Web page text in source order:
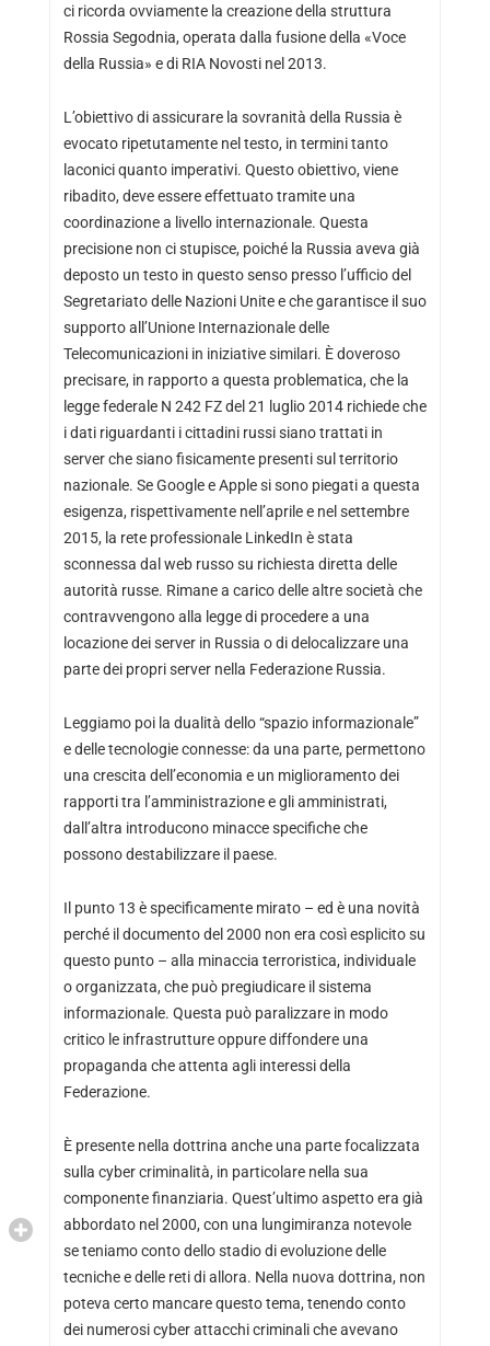
ci ricorda ovviamente la creazione della struttura
Rossia Segodnia, operata dalla fusione della «Voce
della Russia» e di RIA Novosti nel 2013.
L’obiettivo di assicurare la sovranità della Russia è
evocato ripetutamente nel testo, in termini tanto
laconici quanto imperativi. Questo obiettivo, viene
ribadito, deve essere effettuato tramite una
coordinazione a livello internazionale. Questa
precisione non ci stupisce, poiché la Russia aveva già
deposto un testo in questo senso presso l’ufficio del
Segretariato delle Nazioni Unite e che garantisce il suo
supporto all’Unione Internazionale delle
Telecomunicazioni in iniziative similari. È doveroso
precisare, in rapporto a questa problematica, che la
legge federale N 242 FZ del 21 luglio 2014 richiede che
i dati riguardanti i cittadini russi siano trattati in
server che siano fisicamente presenti sul territorio
nazionale. Se Google e Apple si sono piegati a questa
esigenza, rispettivamente nell’aprile e nel settembre
2015, la rete professionale LinkedIn è stata
sconnessa dal web russo su richiesta diretta delle
autorità russe. Rimane a carico delle altre società che
contravvengono alla legge di procedere a una
locazione dei server in Russia o di delocalizzare una
parte dei propri server nella Federazione Russia.
Leggiamo poi la dualità dello “spazio informazionale”
e delle tecnologie connesse: da una parte, permettono
una crescita dell’economia e un miglioramento dei
rapporti tra l’amministrazione e gli amministrati,
dall’altra introducono minacce specifiche che
possono destabilizzare il paese.
Il punto 13 è specificamente mirato – ed è una novità
perché il documento del 2000 non era così esplicito su
questo punto – alla minaccia terroristica, individuale
o organizzata, che può pregiudicare il sistema
informazionale. Questa può paralizzare in modo
critico le infrastrutture oppure diffondere una
propaganda che attenta agli interessi della
Federazione.
È presente nella dottrina anche una parte focalizzata
sulla cyber criminalità, in particolare nella sua
componente finanziaria. Quest’ultimo aspetto era già
abbordato nel 2000, con una lungimiranza notevole
se teniamo conto dello stadio di evoluzione delle
tecniche e delle reti di allora. Nella nuova dottrina, non
poteva certo mancare questo tema, tenendo conto
dei numerosi cyber attacchi criminali che avevano